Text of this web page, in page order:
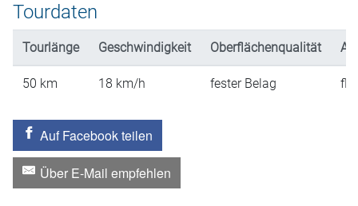
Tourdaten
Tourlänge Geschwindigkeit Oberflächenqualität
50 km 18 km/h fester Belag
Auf Facebook teilen
Über E-Mail empfehlen